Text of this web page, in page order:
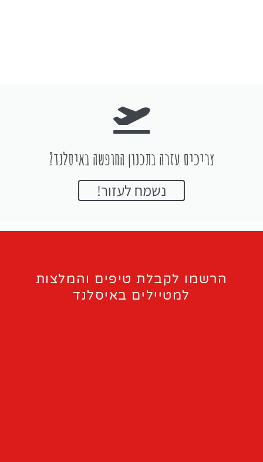
צריכים עזרה בתכנון החופשה באיסלנד?
נשמח לעזור!
הרשמו לקבלת טיפים והמלצות
למטיילים באיסלנד